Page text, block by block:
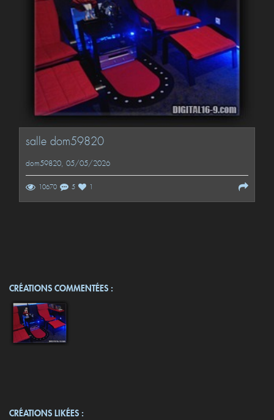
salle dom59820
dom59820, 05/05/2026
10670 5 1
CRÉATIONS COMMENTÉES :
CRÉATIONS LIKÉES :